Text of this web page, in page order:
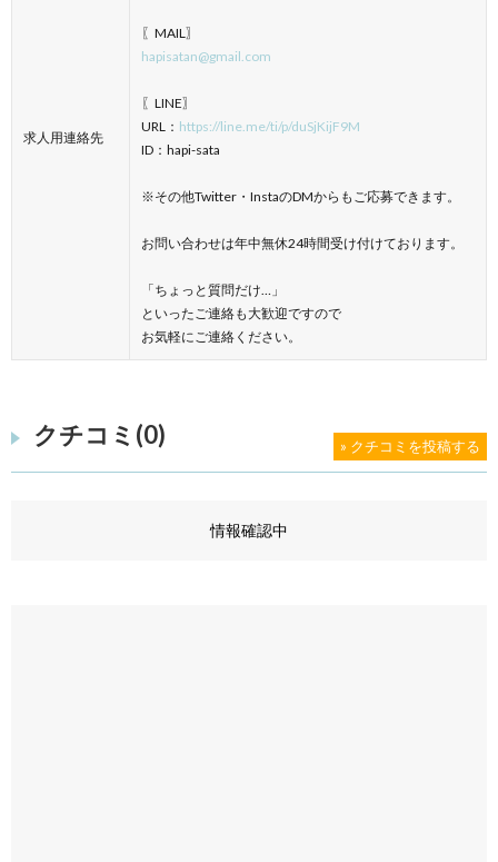
求人用連絡先
〖MAIL〗
hapisatan@gmail.com
〖LINE〗
URL： https://line.me/ti/p/duSjKijF9M
ID：hapi-sata
※その他Twitter・InstaのDMからもご応募できます。
お問い合わせは年中無休24時間受け付けております。
「ちょっと質問だけ…」
といったご連絡も大歓迎ですので
お気軽にご連絡ください。
クチコミ(0) » クチコミを投稿する
情報確認中